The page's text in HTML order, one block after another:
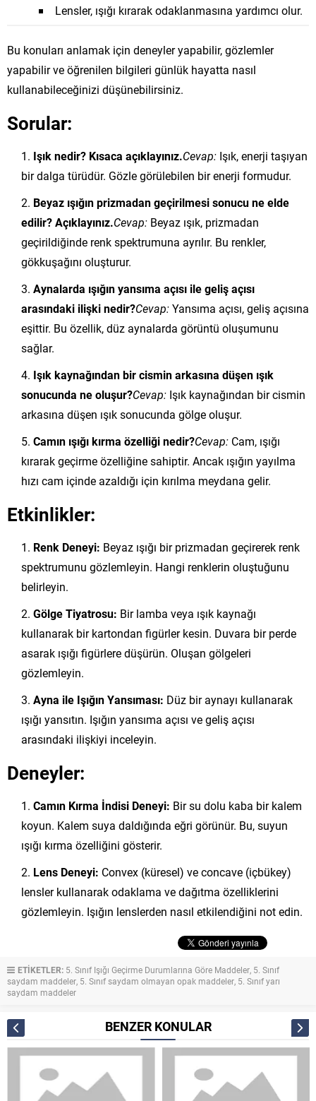
Lensler, ışığı kırarak odaklanmasına yardımcı olur.
Bu konuları anlamak için deneyler yapabilir, gözlemler
yapabilir ve öğrenilen bilgileri günlük hayatta nasıl
kullanabileceğinizi düşünebilirsiniz.
Sorular:
Işık nedir? Kısaca açıklayınız.Cevap: Işık, enerji taşıyan
bir dalga türüdür. Gözle görülebilen bir enerji formudur.
Beyaz ışığın prizmadan geçirilmesi sonucu ne elde
edilir? Açıklayınız.Cevap: Beyaz ışık, prizmadan
geçirildiğinde renk spektrumuna ayrılır. Bu renkler,
gökkuşağını oluşturur.
Aynalarda ışığın yansıma açısı ile geliş açısı
arasındaki ilişki nedir?Cevap:Yansıma açısı, geliş açısına
eşittir. Bu özellik, düz aynalarda görüntü oluşumunu
sağlar.
Işık kaynağından bir cismin arkasına düşen ışık
sonucunda ne oluşur?Cevap: Işık kaynağından bir cismin
arkasına düşen ışık sonucunda gölge oluşur.
Camın ışığı kırma özelliği nedir?Cevap: Cam, ışığı
kırarak geçirme özelliğine sahiptir. Ancak ışığın yayılma
hızı cam içinde azaldığı için kırılma meydana gelir.
Etkinlikler:
Renk Deneyi: Beyaz ışığı bir prizmadan geçirerek renk
spektrumunu gözlemleyin. Hangi renklerin oluştuğunu
belirleyin.
Gölge Tiyatrosu: Bir lamba veya ışık kaynağı
kullanarak bir kartondan figürler kesin. Duvara bir perde
asarak ışığı figürlere düşürün. Oluşan gölgeleri
gözlemleyin.
Ayna ile Işığın Yansıması: Düz bir aynayı kullanarak
ışığı yansıtın. Işığın yansıma açısı ve geliş açısı
arasındaki ilişkiyi inceleyin.
Deneyler:
Camın Kırma İndisi Deneyi: Bir su dolu kaba bir kalem
koyun. Kalem suya daldığında eğri görünür. Bu, suyun
ışığı kırma özelliğini gösterir.
Lens Deneyi: Convex (küresel) ve concave (içbükey)
lensler kullanarak odaklama ve dağıtma özelliklerini
gözlemleyin. Işığın lenslerden nasıl etkilendiğini not edin.
ETİKETLER: 5. Sınıf Işığı Geçirme Durumlarına Göre Maddeler, 5. Sınıf
saydam maddeler, 5. Sınıf saydam olmayan opak maddeler, 5. Sınıf yarı
saydam maddeler
BENZER KONULAR